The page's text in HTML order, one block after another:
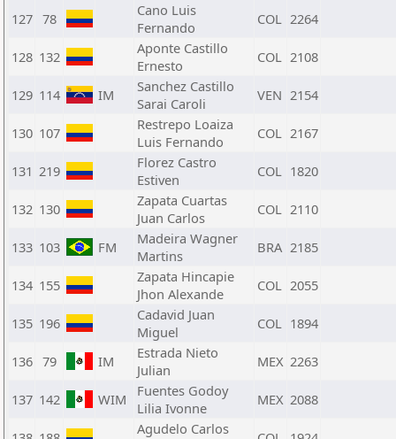
127 78
Cano Luis
Fernando
COL 2264
128 132
Aponte Castillo
Ernesto
COL 2108
129 114 IM
Sanchez Castillo
Sarai Caroli
VEN 2154
130 107
Restrepo Loaiza
Luis Fernando
COL 2167
131 219
Florez Castro
Estiven
COL 1820
132 130
Zapata Cuartas
Juan Carlos
COL 2110
133 103 FM
Madeira Wagner
Martins
BRA 2185
134 155
Zapata Hincapie
Jhon Alexande
COL 2055
135 196
Cadavid Juan
Miguel
COL 1894
136 79 IM
Estrada Nieto
Julian
MEX 2263
137 142 WIM
Fuentes Godoy
Lilia Ivonne
MEX 2088
Agudelo Carlos